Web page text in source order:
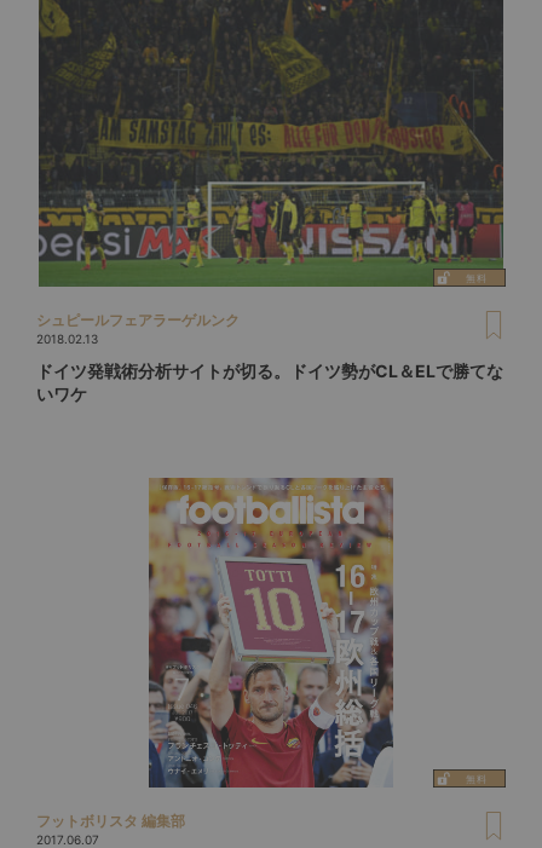
シュピールフェアラーゲルンク
2018.02.13
ドイツ発戦術分析サイトが切る。ドイツ勢がCL＆ELで勝てな
いワケ
フットボリスタ 編集部
2017.06.07